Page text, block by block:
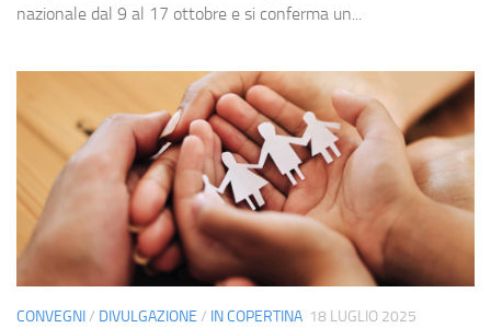
nazionale dal 9 al 17 ottobre e si conferma un...
CONVEGNI/ DIVULGAZIONE / IN COPERTINA 18 LUGLIO 2025